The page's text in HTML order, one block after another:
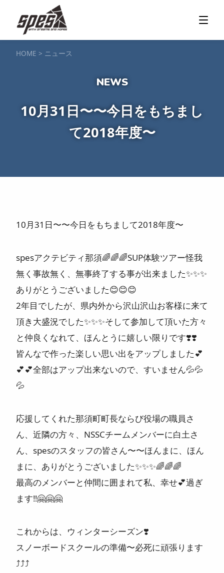
那須矢の目ダム湖
ツアー＆料金プラン
フォト＆ムービー
塩原渓谷 カヌー / 遊覧サップ
スノーボードスクール
一般レッスン／キッズ＆ジュニアレッスンプライベートレッスン
ジュニア育成特別レッスン「Jクラブ」Spesハンターマニア
よくある質問
スタッフ紹介
HOME > ニュース
10月31日〜〜今日をもちまし
て2018年度〜
10月31日〜〜今日をもちまして2018年度〜
spesアクテビティ那須🌈🌈🌈SUP体験ツアー怪我
無く事故無く、無事終了する事が出来ました✨✨✨
ありがとうございました😊😊😊
2年目でしたが、県内外から沢山沢山お客様に来て
頂き大盛況でした✨✨✨そして参加して頂いた方々
と仲良くなれて、ほんとうに嬉しい限りです❣️❣️
皆んなで作った楽しい思い出をアップしました💕
💕💕全部はアップ出来ないので、すいません💦💦
💦
応援してくれた那須町町長ならび役場の職員さ
ん、近隣の方々、NSSCチームメンバーに白土さ
ん、spesのスタッフの皆さん〜〜ほんまに、ほん
まに、ありがとうございました✨✨✨🌈🌈🌈
最高のメンバーと仲間に囲まれて私、幸せ💕過ぎ
ます‼️🤗🤗🤗
これからは、ウィンターシーズン❣️
スノーボードスクールの準備〜必死に頑張ります
⤴️⤴️⤴️